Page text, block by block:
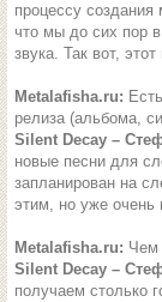
процессу
что мы до сих пор
звука. Так вот,
Metalafisha.ru:
релиза (альбома,
Silent Decay –
новые песни для
запланирован на
этим, но уже очень
Metalafisha.ru: Чем
Silent Decay –
получаем столько